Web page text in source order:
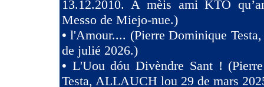
13.12.2010. A mèis ami KTO
Messo de Miejo-nue.)
•l'Amour.... (Pierre Dominique
de julié 2026.)
• L'Uou dóu Divèndre Sant !
Testa, ALLAUCH lou 29 de mars